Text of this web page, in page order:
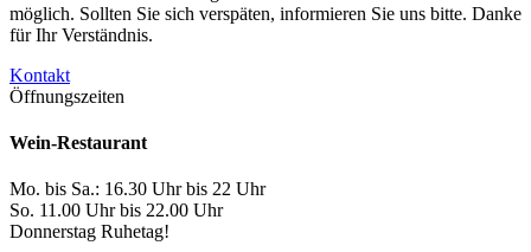
möglich. Sollten Sie sich verspäten, informieren Sie uns bitte. Danke
für Ihr Verständnis.
Kontakt
Öffnungszeiten
Wein-Restaurant
Mo. bis Sa.: 16.30 Uhr bis 22 Uhr
So. 11.00 Uhr bis 22.00 Uhr
Donnerstag Ruhetag!